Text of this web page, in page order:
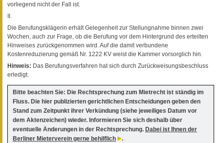
vorliegend nicht der Fall ist.
II.
Die Berufungsklägerin erhält Gelegenheit zur Stellungnahme binnen zwei
Wochen, auch zur Frage, ob die Berufung vor dem Hintergrund des erteilten
Hinweises zurückgenommen wird. Auf die damit verbundene
Kostenreduzierung gemäß Nr. 1222 KV weist die Kammer vorsorglich hin.
Hinweis: Das Berufungsverfahren hat sich durch Zurückweisungsbeschluss
erledigt.
Bitte beachten Sie: Die Rechtsprechung zum Mietrecht ist ständig im
Fluss. Die hier publizierten gerichtlichen Entscheidungen geben den
Stand zum Zeitpunkt ihrer Verkündung (siehe jeweiliges Datum vor
dem Aktenzeichen) wieder. Informieren Sie sich deshalb über
eventuelle Änderungen in der Rechtsprechung. Dabei ist Ihnen der
Berliner Mieterverein gerne behilflich
.